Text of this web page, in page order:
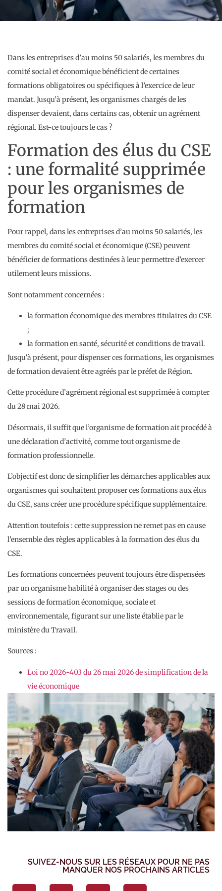
Dans les entreprises d’au moins 50 salariés, les membres du
comité social et économique bénéficient de certaines
formations obligatoires ou spécifiques à l’exercice de leur
mandat. Jusqu’à présent, les organismes chargés de les
dispenser devaient, dans certains cas, obtenir un agrément
régional. Est-ce toujours le cas ?
Formation des élus du CSE
: une formalité supprimée
pour les organismes de
formation
Pour rappel, dans les entreprises d’au moins 50 salariés, les
membres du comité social et économique (CSE) peuvent
bénéficier de formations destinées à leur permettre d’exercer
utilement leurs missions.
Sont notamment concernées :
la formation économique des membres titulaires du CSE
;
la formation en santé, sécurité et conditions de travail.
Jusqu’à présent, pour dispenser ces formations, les organismes
de formation devaient être agréés par le préfet de Région.
Cette procédure d’agrément régional est supprimée à compter
du 28 mai 2026.
Désormais, il suffit que l’organisme de formation ait procédé à
une déclaration d’activité, comme tout organisme de
formation professionnelle.
L’objectif est donc de simplifier les démarches applicables aux
organismes qui souhaitent proposer ces formations aux élus
du CSE, sans créer une procédure spécifique supplémentaire.
Attention toutefois : cette suppression ne remet pas en cause
l’ensemble des règles applicables à la formation des élus du
CSE.
Les formations concernées peuvent toujours être dispensées
par un organisme habilité à organiser des stages ou des
sessions de formation économique, sociale et
environnementale, figurant sur une liste établie par le
ministère du Travail.
Sources :
Loi no 2026-403 du 26 mai 2026 de simplification de la
vie économique
SUIVEZ-NOUS SUR LES RÉSEAUX POUR NE PAS
MANQUER NOS PROCHAINS ARTICLES